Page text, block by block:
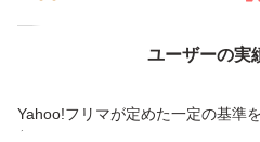
ユーザーの実
Yahoo!フリマが定めた一定の基準
付与しています
価格の相談